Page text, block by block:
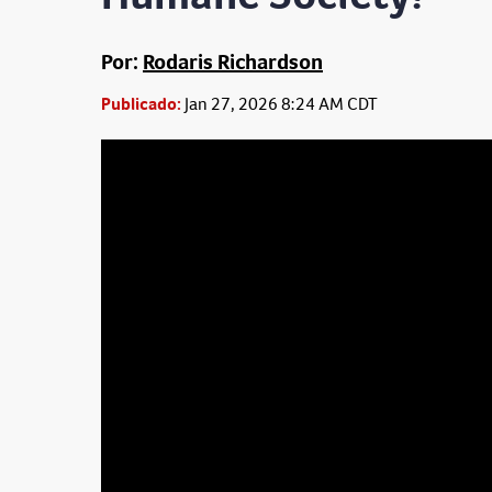
Por: Rodaris Richardson
Publicado: Jan 27, 2026 8:24 AM CDT